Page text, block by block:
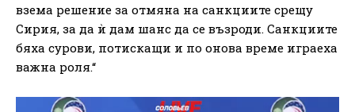
взема решение за отмяна на санкциите срещу
Сирия, за да ѝ дам шанс да се възроди. Санкциите
бяха сурови, потискащи и по онова време играеха
важна роля.“